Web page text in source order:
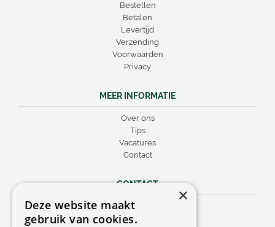
Bestellen
Betalen
Levertijd
Verzending
Voorwaarden
Privacy
MEER INFORMATIE
Over ons
Tips
Vacatures
Contact
CONTACT
Peacock Garden Supports
Industrieweg 22
×
Deze website maakt
gebruik van cookies.